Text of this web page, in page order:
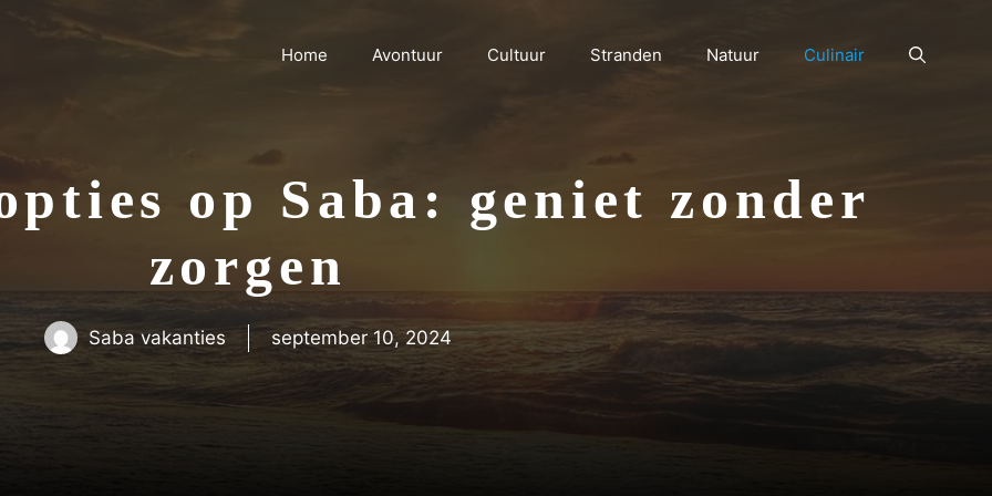
Home Avontuur Cultuur Stranden Natuur Culinair
op Saba: geniet zonder
zorgen
Saba vakanties september 10, 2024